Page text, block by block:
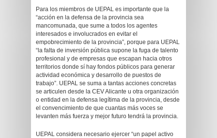
Para los miembros de UEPAL es importante que la
“acción en la defensa de la provincia sea
mancomunada, que sume a todos los agentes
interesados e involucrados en evitar el
empobrecimiento de la provincia”, porque para UEPAL
“la falta de inversión pública supone la fuga de talento
profesional y de empresas que escapan hacia otros
territorios donde sí hay fondos públicos para generar
actividad económica y desarrollo de puestos de
trabajo”. UEPAL se suma a tantas acciones concretas
se articulen desde la CEV Alicante u otra organización
o entidad en la defensa legítima de la provincia, desde
el convencimiento de que cuantas más voces se
levanten más fuerza y mejor futuro tendrá la provincia.
UEPAL considera necesario ejercer “un papel activo